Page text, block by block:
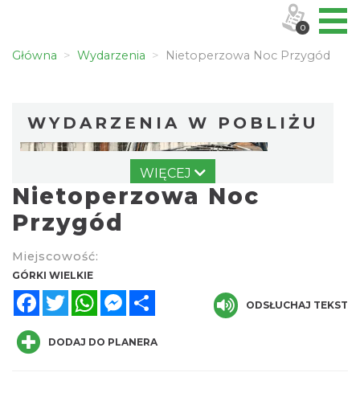
Główna Wydarzenia Nietoperzowa Noc Przygód
WYDARZENIA W POBLIŻU
Zlot Pojazdów Zabytkowych
Górki Wielkie
2026-08-16
0.00 km
WIĘCEJ
Nietoperzowa Noc
Przygód
Miejscowość:
GÓRKI WIELKIE
FacebookTwitterWhatsAppMessenger
ODSŁUCHAJ TEKST
DODAJ DO PLANERA
0